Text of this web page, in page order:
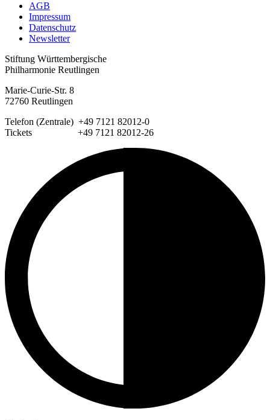
AGB
Impressum
Datenschutz
Newsletter
Stiftung Württembergische
Philharmonie Reutlingen
Marie-Curie-Str. 8
72760 Reutlingen
Telefon (Zentrale) +49 7121 82012-0
Tickets +49 7121 82012-26